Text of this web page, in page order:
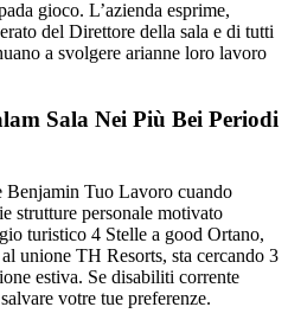
gioco. L’azienda esprime,
del Direttore della sala e di tutti
a svolgere arianne loro lavoro
Sala Nei Più Bei Periodi
Benjamin Tuo Lavoro cuando
strutture personale motivato
turistico 4 Stelle a good Ortano,
unione TH Resorts, sta cercando 3
estiva. Se disabiliti corrente
votre tue preferenze.